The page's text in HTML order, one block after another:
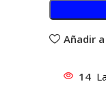
Añadir
14